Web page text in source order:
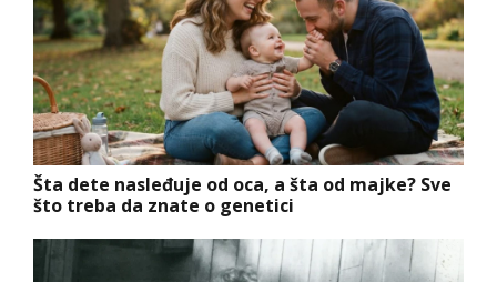
Šta dete nasleđuje od oca, a šta od majke? Sve
što treba da znate o genetici